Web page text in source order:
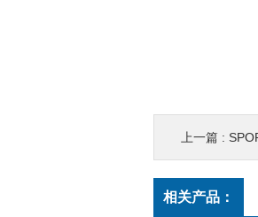
上一篇 :
相关产品：